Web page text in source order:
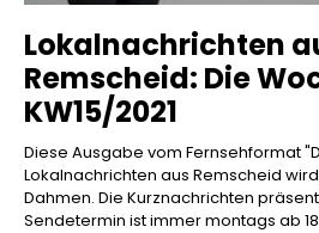
Lokalnachrichten
Remscheid: Die
KW15/2021
Diese Ausgabe vom Fernsehformat
Lokalnachrichten aus Remscheid
Dahmen. Die Kurznachrichten